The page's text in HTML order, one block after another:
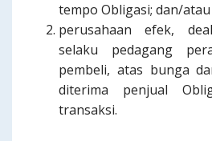
tempo Obligasi; dan/atau
perusahaan efek,
selaku pedagang
pembeli, atas bunga
diterima penjual
transaksi.